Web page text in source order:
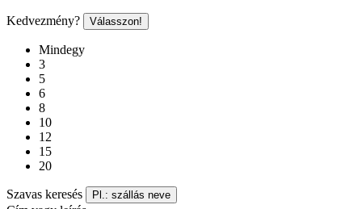
Kedvezmény? Válasszon!
Mindegy
3
5
6
8
10
12
15
20
Szavas keresés Pl.: szállás neve